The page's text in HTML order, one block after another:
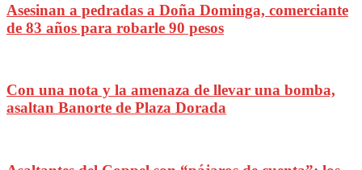
Asesinan a pedradas a Doña Dominga, comerciante
de 83 años para robarle 90 pesos
Con una nota y la amenaza de llevar una bomba,
asaltan Banorte de Plaza Dorada